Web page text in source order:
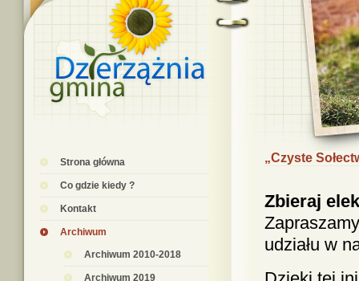
Strona główna
Co gdzie kiedy ?
Kontakt
Archiwum
Archiwum 2010-2018
Archiwum 2019
„Czyste
Zbieraj
udziału w